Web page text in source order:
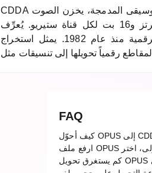
CDDA هو تنسيق صوت أقراص الموسيقى المدمجة، يخزن الصوت PCM
غير المضغوط بمعدل 44.1 كيلوهرتز و16 بت لكل قناة ستيريو. يُعرِّف
معيار جودة الصوت للموسيقى الرقمية منذ عام 1982. يمثل استخراج
FAQ